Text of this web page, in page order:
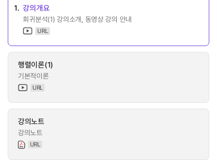
1. 강의개요
회귀분석(1) 강의소개, 동영상 강의 안내
URL
행렬이론(1)
기본적이론
URL
강의노트
강의노트
URL